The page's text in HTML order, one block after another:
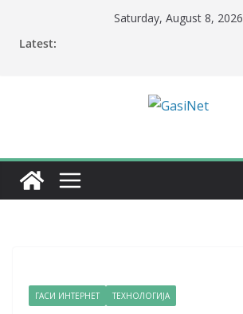
Saturday, August 8, 2026
Latest:
ГАСИ ИНТЕРНЕТ ТЕХНОЛОГИЈА